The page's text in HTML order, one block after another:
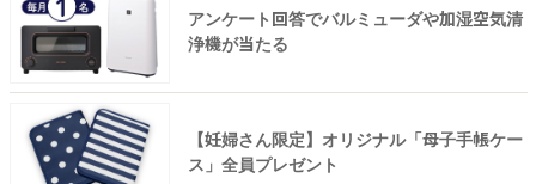
アンケート回答でバルミューダや加湿空気清
浄機が当たる
【妊婦さん限定】オリジナル「母子手帳ケー
ス」全員プレゼント